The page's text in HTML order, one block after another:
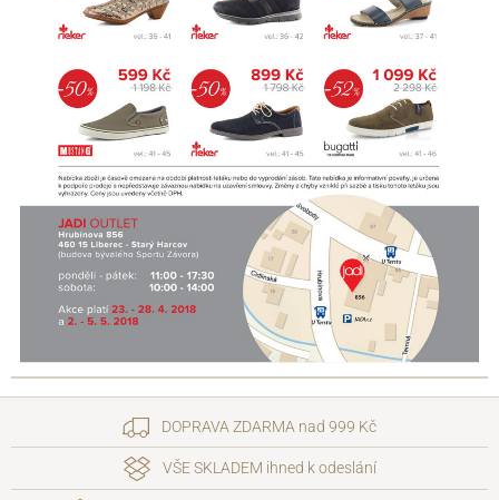
DOPRAVA ZDARMA nad 999 Kč
VŠE SKLADEM ihned k odeslání